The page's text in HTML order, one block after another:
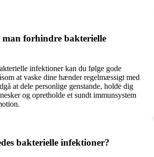
forhindre bakterielle
infektioner kan du følge gode
at vaske dine hænder regelmæssigt med
at dele personlige genstande, holde dig
og opretholde et sundt immunsystem
bakterielle infektioner?